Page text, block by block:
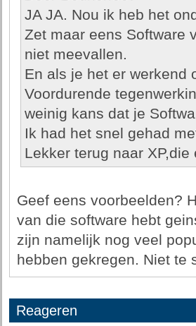
JA JA. Nou ik heb het
Zet maar eens Software
niet meevallen.
En als je het er werkend
Voordurende
weinig kans dat je
Ik had het snel gehad
Lekker terug naar
Geef eens voorbeelden?
van die software hebt
zijn namelijk nog veel
hebben gekregen. Niet te
Reageren